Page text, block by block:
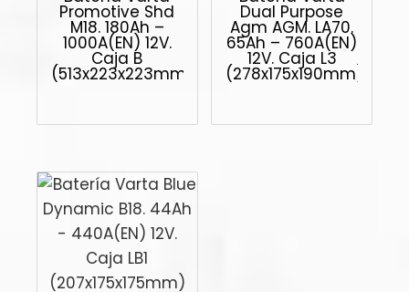
Promotive Shd
M18. 180Ah –
1000A(EN) 12V.
Caja B
(513x223x223mm)
Dual Purpose
Agm AGM. LA70.
65Ah – 760A(EN)
12V. Caja L3
(278x175x190mm)